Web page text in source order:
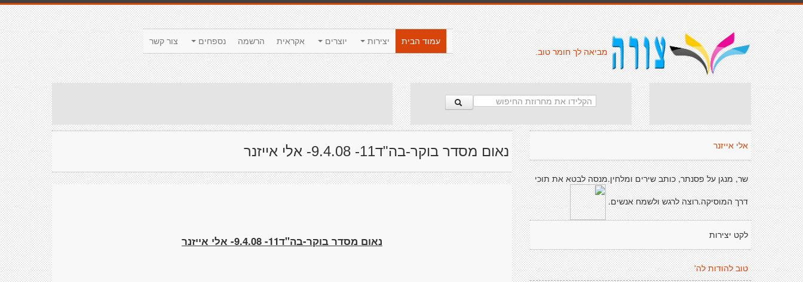
צור קשר נספחים הרשמה אקראית יוצרים יצירות
עמוד הבית
מביאה לך חומר טוב.
נאום מסדר בוקר-בה"ד11- 9.4.08- אלי אייזנר
נאום מסדר בוקר-בה"ד11- 9.4.08- אלי אייזנר
אלי אייזנר
שר, מנגן על פסנתר, כותב שירים ומלחין.מנסה לבטא את תוכי
דרך המוסיקה.רוצה לרגש ולשמח אנשים.
לקט יצירות
טוב להודות לה'